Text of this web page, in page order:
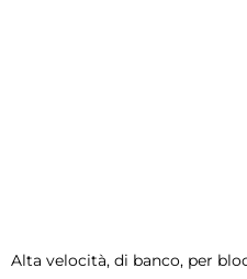
Alta velocità, di banco, per